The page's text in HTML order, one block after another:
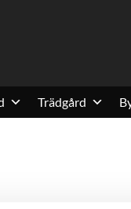
Trädgård